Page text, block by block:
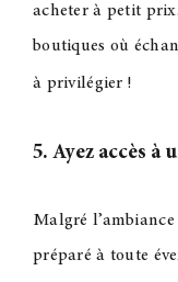
acheter à petit
boutiques où
à privilégier !
5. Ayez accès à
Malgré l’ambiance
préparé à toute